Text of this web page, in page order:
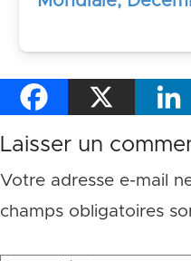
Laisser un
Votre adresse e-mail
champs obligatoires